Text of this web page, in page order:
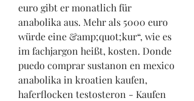
euro gibt er monatlich für
anabolika aus. Mehr als 5000 euro
würde eine &amp;quot;kur“, wie es
im fachjargon heißt, kosten. Donde
puedo comprar sustanon en mexico
anabolika in kroatien kaufen,
haferflocken testosteron - Kaufen